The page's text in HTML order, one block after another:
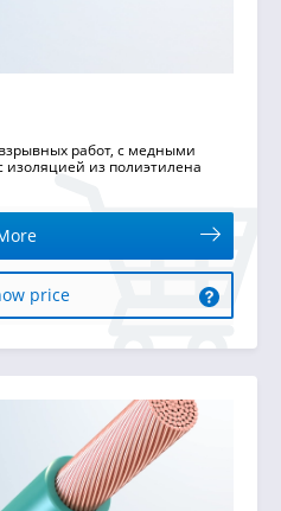
работ, с медными
из полиэтилена
price